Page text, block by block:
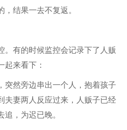
结果一去不复返。
。有的时候监控会记录下了人贩
起来看下：
突然旁边串出一个人，抱着孩子
夫妻两人反应过来，人贩子已经
，为迟已晚。